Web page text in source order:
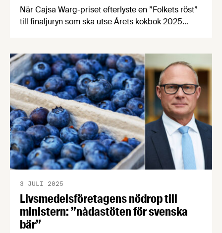
När Cajsa Warg-priset efterlyste en ”Folkets röst”
till finaljuryn som ska utse Årets kokbok 2025
prestigefyllda kokbokspris blir Petronella Lirenius
Ringqvist från Göteborg som läser kokböcker som
romaner och diskuterar dagens middag redan vid
frukost.
Livsmedelsföretagens nödrop till
ministern: ”nådastöten för svenska
bär”
3 JULI 2025